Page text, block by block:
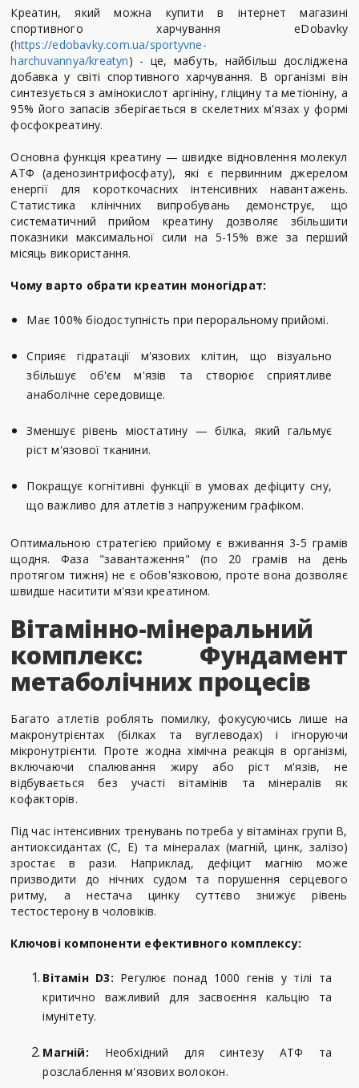
Креатин, який можна купити в інтернет магазині
спортивного харчування eDobavky
(https://edobavky.com.ua/sportyvne-
harchuvannya/kreatyn) - це, мабуть, найбільш досліджена
добавка у світі спортивного харчування. В організмі він
синтезується з амінокислот аргініну, гліцину та метіоніну, а
95% його запасів зберігається в скелетних м'язах у формі
фосфокреатину.
Основна функція креатину — швидке відновлення молекул
АТФ (аденозинтрифосфату), які є первинним джерелом
енергії для короткочасних інтенсивних навантажень.
Статистика клінічних випробувань демонструє, що
систематичний прийом креатину дозволяє збільшити
показники максимальної сили на 5-15% вже за перший
місяць використання.
Чому варто обрати креатин моногідрат:
Має 100% біодоступність при пероральному прийомі.
Сприяє гідратації м'язових клітин, що візуально
збільшує об'єм м'язів та створює сприятливе
анаболічне середовище.
Зменшує рівень міостатину — білка, який гальмує
ріст м'язової тканини.
Покращує когнітивні функції в умовах дефіциту сну,
що важливо для атлетів з напруженим графіком.
Оптимальною стратегією прийому є вживання 3-5 грамів
щодня. Фаза "завантаження" (по 20 грамів на день
протягом тижня) не є обов'язковою, проте вона дозволяє
швидше наситити м'язи креатином.
Вітамінно-мінеральний
комплекс: Фундамент
метаболічних процесів
Багато атлетів роблять помилку, фокусуючись лише на
макронутрієнтах (білках та вуглеводах) і ігноруючи
мікронутрієнти. Проте жодна хімічна реакція в організмі,
включаючи спалювання жиру або ріст м'язів, не
відбувається без участі вітамінів та мінералів як
кофакторів.
Під час інтенсивних тренувань потреба у вітамінах групи B,
антиоксидантах (C, E) та мінералах (магній, цинк, залізо)
зростає в рази. Наприклад, дефіцит магнію може
призводити до нічних судом та порушення серцевого
ритму, а нестача цинку суттєво знижує рівень
тестостерону в чоловіків.
Ключові компоненти ефективного комплексу:
Вітамін D3: Регулює понад 1000 генів у тілі та
критично важливий для засвоєння кальцію та
імунітету.
Магній: Необхідний для синтезу АТФ та
розслаблення м'язових волокон.